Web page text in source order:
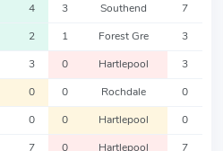
4 3 Southend 7
2 1 Forest Gre 3
3 0 Hartlepool 3
0 0 Rochdale 0
0 0 Hartlepool 0
7 0 Hartlepool 7